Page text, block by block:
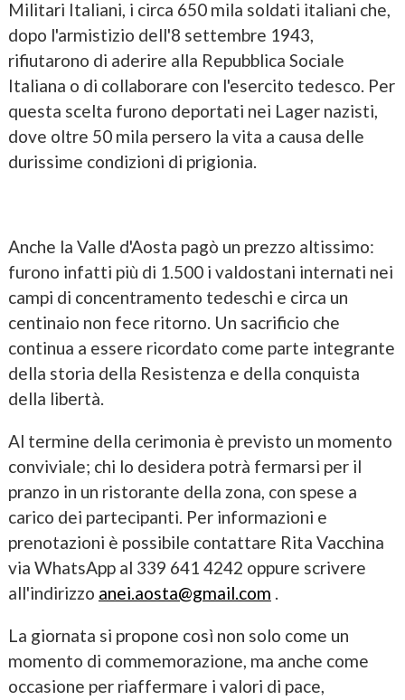
Militari Italiani, i circa 650 mila soldati italiani che,
dopo l'armistizio dell'8 settembre 1943,
rifiutarono di aderire alla Repubblica Sociale
Italiana o di collaborare con l'esercito tedesco. Per
questa scelta furono deportati nei Lager nazisti,
dove oltre 50 mila persero la vita a causa delle
durissime condizioni di prigionia.
Anche la Valle d'Aosta pagò un prezzo altissimo:
furono infatti più di 1.500 i valdostani internati nei
campi di concentramento tedeschi e circa un
centinaio non fece ritorno. Un sacrificio che
continua a essere ricordato come parte integrante
della storia della Resistenza e della conquista
della libertà.
Al termine della cerimonia è previsto un momento
conviviale; chi lo desidera potrà fermarsi per il
pranzo in un ristorante della zona, con spese a
carico dei partecipanti. Per informazioni e
prenotazioni è possibile contattare Rita Vacchina
via WhatsApp al 339 641 4242 oppure scrivere
all'indirizzo anei.aosta@gmail.com .
La giornata si propone così non solo come un
momento di commemorazione, ma anche come
occasione per riaffermare i valori di pace,